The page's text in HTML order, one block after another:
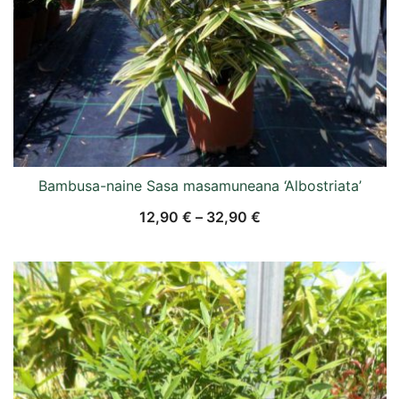
Bambusa-naine Sasa masamuneana ‘Albostriata’
12,90 € – 32,90 €